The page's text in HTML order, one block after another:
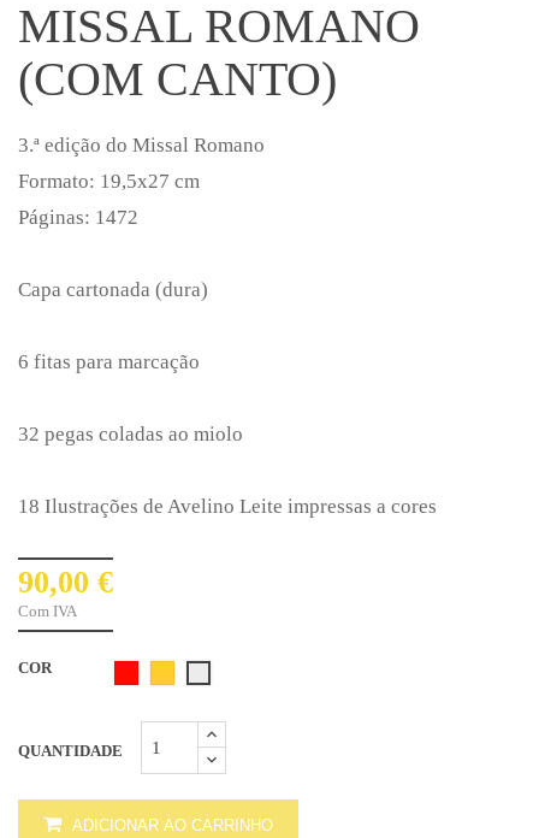
MISSAL ROMANO
(COM CANTO)
3.ª edição do Missal Romano
Formato: 19,5x27 cm
Páginas: 1472
Capa cartonada (dura)
6 fitas para marcação
32 pegas coladas ao miolo
18 Ilustrações de Avelino Leite impressas a cores
90,00 €
Com IVA
COR
QUANTIDADE
ADICIONAR AO CARRINHO